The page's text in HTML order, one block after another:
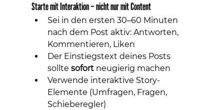
Starte mit Interaktion – nicht nur mit Content
Sei in den ersten 30–60 Minuten
nach dem Post aktiv: Antworten,
Kommentieren, Liken
Der Einstiegstext deines Posts
sollte sofort neugierig machen
Verwende interaktive Story-
Elemente (Umfragen, Fragen,
Schieberegler)